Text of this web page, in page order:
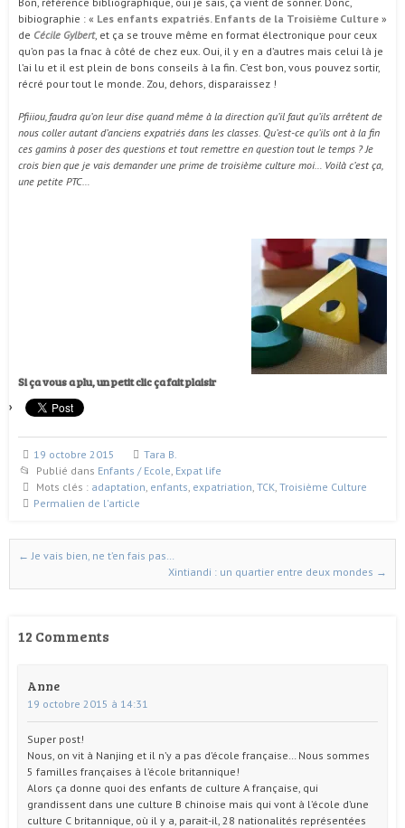
bibiographie : « Les enfants expatriés. Enfants de la Troisième Culture »
de Cécile Gylbert, et ça se trouve même en format électronique pour ceux
qu’on pas la fnac à côté de chez eux. Oui, il y en a d’autres mais celui là je
l’ai lu et il est plein de bons conseils à la fin. C’est bon, vous pouvez sortir,
récré pour tout le monde. Zou, dehors, disparaissez !
Pfiiiou, faudra qu’on leur dise quand même à la direction qu’il faut qu’ils arrêtent de
nous coller autant d’anciens expatriés dans les classes. Qu’est-ce qu’ils ont à la fin
ces gamins à poser des questions et tout remettre en question tout le temps ? Je
crois bien que je vais demander une prime de troisième culture moi… Voilà c’est ça,
une petite PTC…
Si ça vous a plu, un petit clic ça fait plaisir
19 octobre 2015
Tara B.
Publié dans Enfants / Ecole Expat life
Mots clés : adaptation enfants expatriation TCK Troisième Culture
Permalien de l'article
Naviguer dans les articles
← Je vais bien, ne t’en fais pas…
Xintiandi : un quartier entre deux mondes →
12 Comments
Anne
19 octobre 2015 à 14:31
Super post!
Nous, on vit à Nanjing et il n’y a pas d’école française… Nous sommes
5 familles françaises à l’école britannique!
Alors ça donne quoi des enfants de culture A française, qui
grandissent dans une culture B chinoise mais qui vont à l’école d’une
culture C britannique, où il y a, parait-il, 28 nationalités représentées